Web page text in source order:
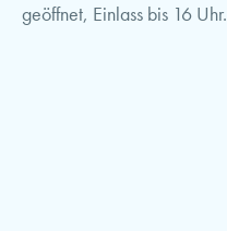
geöffnet, Einlass bis 16 Uhr.